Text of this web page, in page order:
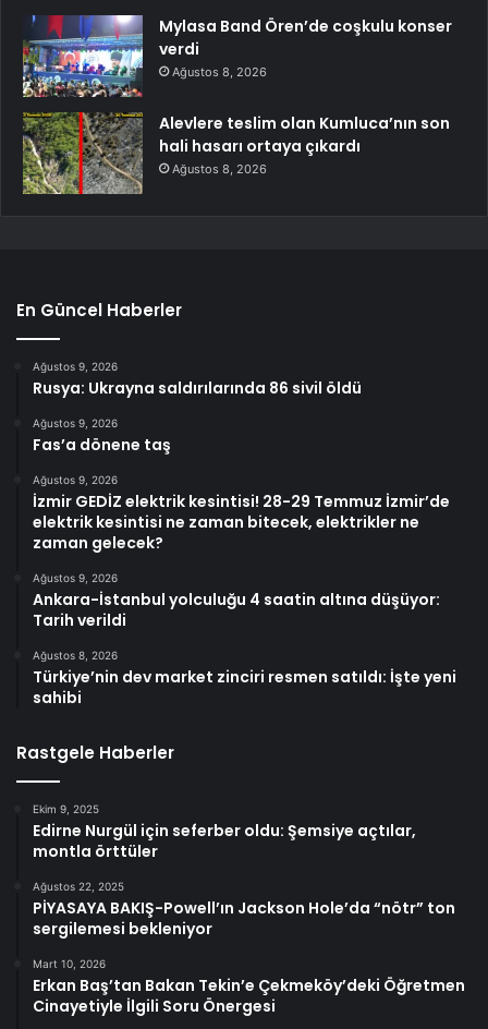
Mylasa Band Ören’de coşkulu konser
verdi
Ağustos 8, 2026
Alevlere teslim olan Kumluca’nın son
hali hasarı ortaya çıkardı
Ağustos 8, 2026
En Güncel Haberler
Ağustos 9, 2026
Rusya: Ukrayna saldırılarında 86 sivil öldü
Ağustos 9, 2026
Fas’a dönene taş
Ağustos 9, 2026
İzmir GEDİZ elektrik kesintisi! 28-29 Temmuz İzmir’de
elektrik kesintisi ne zaman bitecek, elektrikler ne
zaman gelecek?
Ağustos 9, 2026
Ankara-İstanbul yolculuğu 4 saatin altına düşüyor:
Tarih verildi
Ağustos 8, 2026
Türkiye’nin dev market zinciri resmen satıldı: İşte yeni
sahibi
Rastgele Haberler
Ekim 9, 2025
Edirne Nurgül için seferber oldu: Şemsiye açtılar,
montla örttüler
Ağustos 22, 2025
PİYASAYA BAKIŞ-Powell’ın Jackson Hole’da “nötr” ton
sergilemesi bekleniyor
Mart 10, 2026
Erkan Baş’tan Bakan Tekin’e Çekmeköy’deki Öğretmen
Cinayetiyle İlgili Soru Önergesi